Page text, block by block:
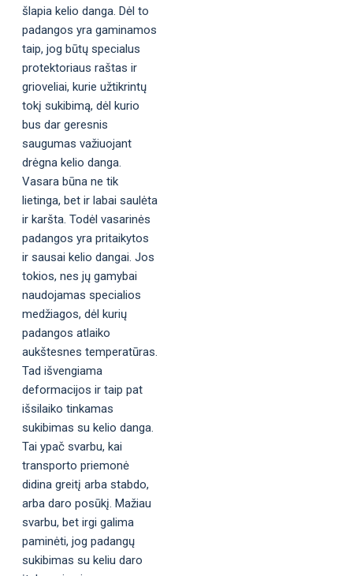
šlapia kelio danga. Dėl to
padangos yra gaminamos
taip, jog būtų specialus
protektoriaus raštas ir
grioveliai, kurie užtikrintų
tokį sukibimą, dėl kurio
bus dar geresnis
saugumas važiuojant
drėgna kelio danga.
Vasara būna ne tik
lietinga, bet ir labai saulėta
ir karšta. Todėl vasarinės
padangos yra pritaikytos
ir sausai kelio dangai. Jos
tokios, nes jų gamybai
naudojamas specialios
medžiagos, dėl kurių
padangos atlaiko
aukštesnes temperatūras.
Tad išvengiama
deformacijos ir taip pat
išsilaiko tinkamas
sukibimas su kelio danga.
Tai ypač svarbu, kai
transporto priemonė
didina greitį arba stabdo,
arba daro posūkį. Mažiau
svarbu, bet irgi galima
paminėti, jog padangų
sukibimas su keliu daro